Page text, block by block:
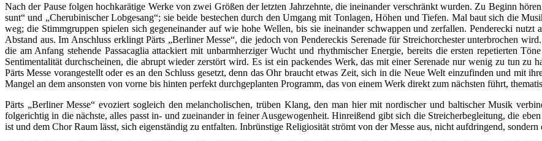
Nach der Pause folgen hochkarätige Werke von zwei Größen der letzten Jahrzehnte, die ineinander verschränkt wurden. Zu Beginn
sunt“ und „Cherubinischer Lobgesang“; sie beide bestechen durch den Umgang mit Tonlagen, Höhen und Tiefen. Mal baut sich die
weg; die Stimmgruppen spielen sich gegeneinander auf wie hohe Wellen, bis sie ineinander schwappen und zerfallen. Penderecki
Abstand aus. Im Anschluss erklingt Pärts „Berliner Messe“, die jedoch von Pendereckis Serenade für Streichorchester unterbrochen
die am Anfang stehende Passacaglia attackiert mit unbarmherziger Wucht und rhythmischer Energie, bereits die ersten repetierten
Sentimentalität durchscheinen, die abrupt wieder zerstört wird. Es ist ein packendes Werk, das mit einer Serenade nur wenig zu tun zu
Pärts Messe vorangestellt oder es an den Schluss gesetzt, denn das Ohr braucht etwas Zeit, sich in die Neue Welt einzufinden und mit
Mangel an dem ansonsten von vorne bis hinten perfekt durchgeplanten Programm, das von einem Werk direkt zum nächsten führt,
Pärts „Berliner Messe“ evoziert sogleich den melancholischen, trüben Klang, den man hier mit nordischer und baltischer Musik
folgerichtig in die nächste, alles passt in- und zueinander in feiner Ausgewogenheit. Hinreißend gibt sich die Streicherbegleitung, die
ist und dem Chor Raum lässt, sich eigenständig zu entfalten. Inbrünstige Religiosität strömt von der Messe aus, nicht aufdringend, sondern